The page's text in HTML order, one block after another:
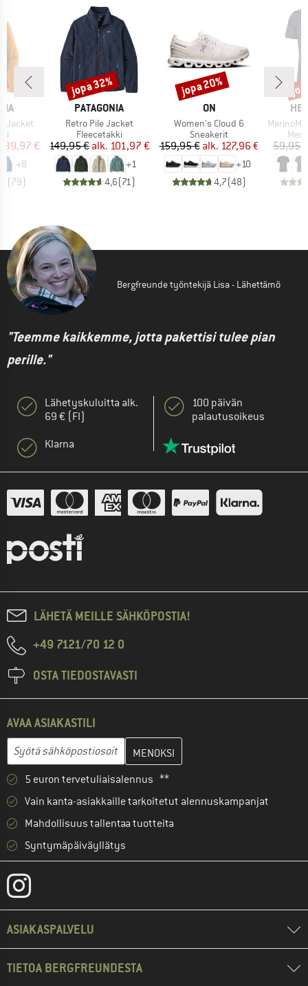
Jacket
hinta
139,97 €
+8
(79)
MERKKI
PATAGONIA
Tuote
Retro Pile Jacket
Tuoteryhmä
Fleecetakki
Hinta
149,95 € Alennettu hinta
alk. 101,97 €
+1
4,6(71)
Alennus
jopa 32%
MERKKI
ON
Tuote
Women's Cloud 6
Tuoteryhmä
Sneakerit
Hinta
159,95 € Alennettu hinta
alk. 127,96 €
+10
4,7(48)
Alennus
jopa 20%
Tuote
MerinoMix150
59,95 €
Bergfreunde työntekijä Lisa - Lähettämö
"Teemme kaikkemme, jotta pakettisi tulee pian
perille."
Lähetyskuluitta alk.
69 € (FI)
Klarna
100 päivän
palautusoikeus
LÄHETÄ MEILLE SÄHKÖPOSTIA!
+49 7121/70 12 0
OSTA TIEDOSTAVASTI
AVAA ASIAKASTILI
Sähköpostiosoite
Anna sähköpostiosoitteesi ja luo seuraavassa vaiheessa
5 euron tervetuliaisalennus **
Vain kanta-asiakkaille tarkoitetut alennuskampanjat
Mahdollisuus tallentaa tuotteita
Syntymäpäiväyllätys
ASIAKASPALVELU
TIETOA BERGFREUNDESTA